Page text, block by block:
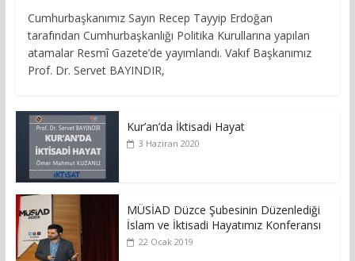
Cumhurbaşkanımız Sayın Recep Tayyip Erdoğan
tarafından Cumhurbaşkanlığı Politika Kurullarına yapılan
atamalar Resmî Gazete’de yayımlandı. Vakıf Başkanımız
Prof. Dr. Servet BAYINDIR,
Kur’an’da İktisadi Hayat
3 Haziran 2020
MÜSİAD Düzce Şubesinin Düzenlediği
İslam ve İktisadi Hayatımız Konferansı
22 Ocak 2019